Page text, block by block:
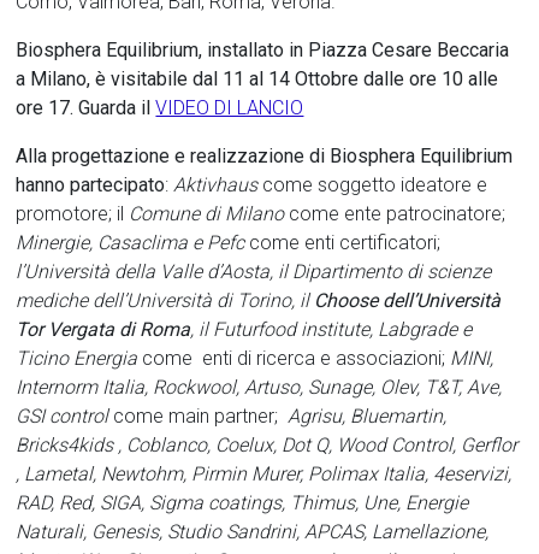
Biosphera Equilibrium, installato in Piazza Cesare Beccaria
a Milano, è visitabile dal 11 al 14 Ottobre dalle ore 10 alle
ore 17. Guarda ilVIDEO DI LANCIO
Alla progettazione e realizzazione di Biosphera Equilibrium
hanno partecipato:Aktivhauscome soggetto ideatore e
promotore; il Comune di Milanocome ente patrocinatore;
Minergie, Casaclima e Pefccome enti certificatori;
l’Università della Valle d’Aosta, il Dipartimento di scienze
mediche dell’Università di Torino, il Choose dell’Università
Tor Vergata di Roma, il Futurfood institute, Labgrade e
Ticino Energia come enti di ricerca e associazioni; MINI,
Internorm Italia, Rockwool, Artuso, Sunage, Olev, T&T, Ave,
GSI controlcome main partner;Agrisu, Bluemartin,
Bricks4kids , Coblanco, Coelux, Dot Q, Wood Control, Gerflor
, Lametal, Newtohm, Pirmin Murer, Polimax Italia, 4eservizi,
RAD, Red, SIGA, Sigma coatings, Thimus, Une, Energie
Naturali, Genesis, Studio Sandrini, APCAS, Lamellazione,